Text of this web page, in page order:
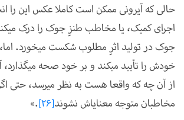
حالی که آیرونی ممکن است کاملا عکس این را
اجرای کمیک، یا مخاطب طنزِ جوک را درک
جوک در تولید اثرِ مطلوب شکست می­خورد.
خودش را تأیید می­کند و بر خود صحه می­گذارد،
از آن چه که واقعا هست به نظر می­رسد، حتی
مخاطبان متوجه معنای­اش نشوند[26]
.»